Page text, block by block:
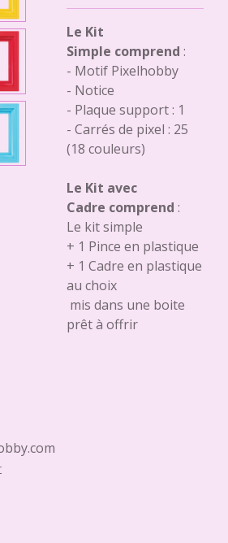
Le Kit
Simple comprend :
- Motif Pixelhobby
- Notice
- Plaque support : 1
- Carrés de pixel : 25
(18 couleurs)
Le Kit avec
Cadre comprend :
Le kit simple
+ 1 Pince en plastique
+ 1 Cadre en plastique
au choix
mis dans une boite
prêt à offrir